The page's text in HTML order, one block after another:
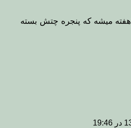
یاهو بتا خوبه ولی حدود1هفته میشه که پنجره چتش بسته